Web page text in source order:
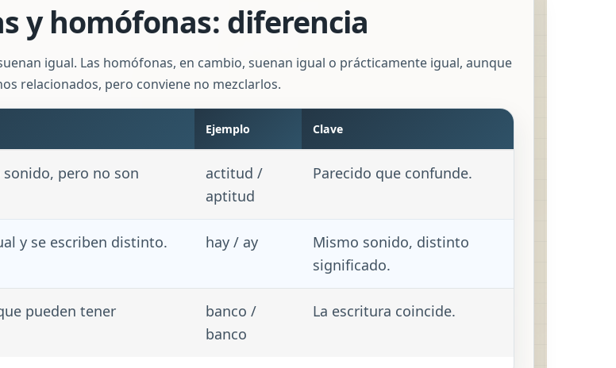
y homófonas: diferencia
igual. Las homófonas, en cambio, suenan igual o prácticamente igual, aunque
relacionados, pero conviene no mezclarlos.
Ejemplo Clave
pero no son
actitud /
aptitud
Parecido que confunde.
y se escriben distinto. hay / ay
Mismo sonido, distinto
significado.
pueden tener
banco /
banco
La escritura coincide.